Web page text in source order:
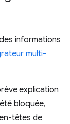
informations
multi-
explication
bloquée,
têtes de